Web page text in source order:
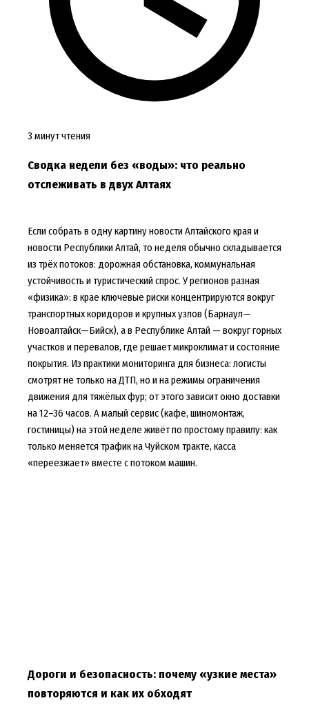
3 минут чтения
Сводка недели без «воды»: что реально
отслеживать в двух Алтаях
Если собрать в одну картину новости Алтайского края и
новости Республики Алтай, то неделя обычно складывается
из трёх потоков: дорожная обстановка, коммунальная
устойчивость и туристический спрос. У регионов разная
«физика»: в крае ключевые риски концентрируются вокруг
транспортных коридоров и крупных узлов (Барнаул—
Новоалтайск—Бийск), а в Республике Алтай — вокруг горных
участков и перевалов, где решает микроклимат и состояние
покрытия. Из практики мониторинга для бизнеса: логисты
смотрят не только на ДТП, но и на режимы ограничения
движения для тяжёлых фур; от этого зависит окно доставки
на 12–36 часов. А малый сервис (кафе, шиномонтаж,
гостиницы) на этой неделе живёт по простому правилу: как
только меняется трафик на Чуйском тракте, касса
«переезжает» вместе с потоком машин.
Дороги и безопасность: почему «узкие места»
повторяются и как их обходят